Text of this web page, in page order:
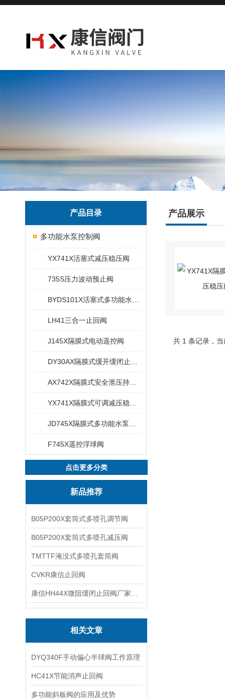
产品目录
多功能水泵控制阀
YX741X活塞式减压稳压阀
735S压力波动预止阀
LH41三合一止回阀
J145X隔膜式电动遥控阀
F745X遥控浮球阀
点击更多分类
新品推荐
B05P200X套筒式多喷孔调节阀
B05P200X套筒式多喷孔减压阀
TMTTF淹没式多喷孔套筒阀
CVKR康信止回阀
相关文章
DYQ340F手动偏心半球阀工作原理
HC41X节能消声止回阀
多功能斜板阀的应用及优势
产品展示
共 1 条记录，